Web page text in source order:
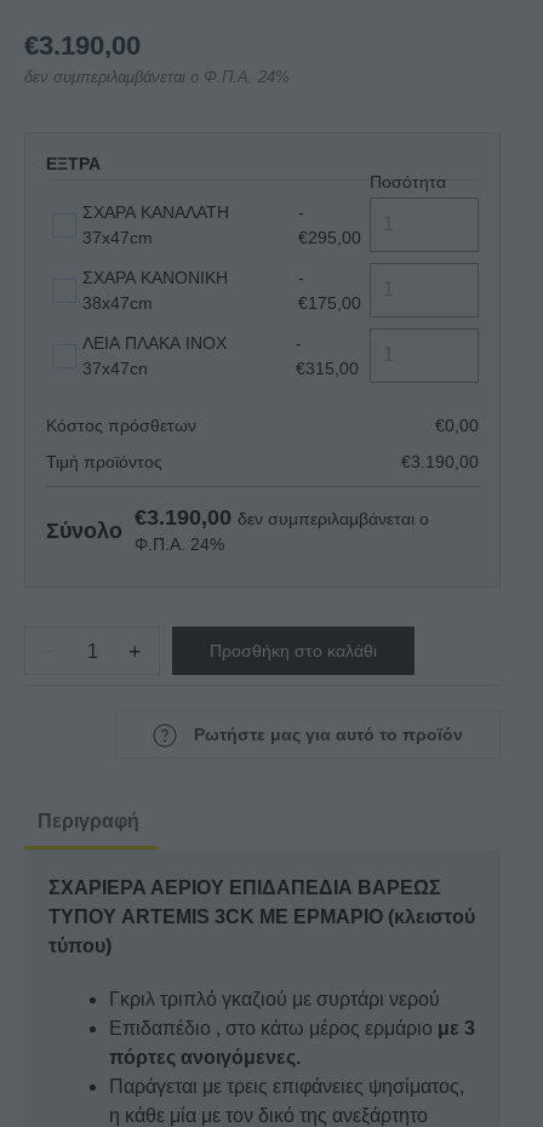
€3.190,00
δεν συμπεριλαμβάνεται ο Φ.Π.Α. 24%
ΕΞΤΡΑ
ΣΧΑΡΑ ΚΑΝΑΛΑΤΗ
37x47cm
-
€295,00
Ποσότητα
ΣΧΑΡΑ ΚΑΝΟΝΙΚΗ
38x47cm
-
€175,00
ΛΕΙΑ ΠΛΑΚΑ INOX
37x47cn
-
€315,00
Κόστος πρόσθετων €0,00
Τιμή προϊόντος
€3.190,00
Σύνολο
€3.190,00 δεν συμπεριλαμβάνεται ο
Φ.Π.Α. 24%
ΣΧΑΡΙΕΡΑ
ΕΡΜΑΡΙΟ
ποσότητα
+ Προσθήκη στο καλάθι
Ρωτήστε μας για αυτό το προϊόν
Περιγραφή
ΣΧΑΡΙΕΡΑ ΑΕΡΙΟΥ ΕΠΙΔΑΠΕΔΙΑ ΒΑΡΕΩΣ
ΤΥΠΟΥ ARTEMIS 3CK ΜΕ ΕΡΜΑΡΙΟ (κλειστού
τύπου)
Γκριλ τριπλό γκαζιού με συρτάρι νερού
Επιδαπέδιο , στο κάτω μέρος ερμάριο με 3
πόρτες ανοιγόμενες.
Παράγεται με τρεις επιφάνειες ψησίματος,
η κάθε μία με τον δικό της ανεξάρτητο